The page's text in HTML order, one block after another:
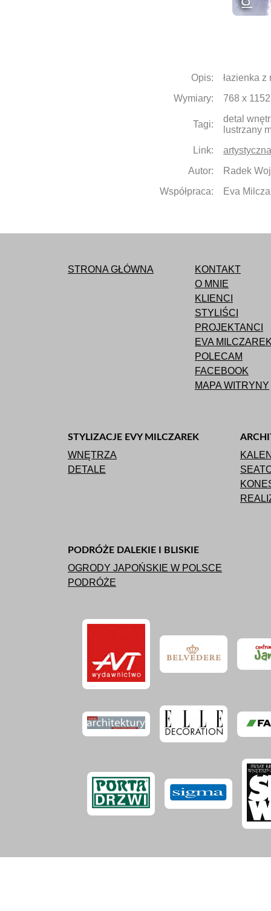
Opis:
łazienka
Wymiary:
768 x 1152
Tagi:
detal
lustrzany
Link:
Autor:
Radek
Współpraca:
Eva
STRONA GŁÓWNA
KONTAKT
O MNIE
KLIENCI
STYLIŚCI
PROJEKTANCI
EVA
POLECAM
FACEBOOK
MAPA WITRYNY
STYLIZACJE EVY MILCZAREK
WNĘTRZA
DETALE
PODRÓŻE DALEKIE I BLISKIE
OGRODY JAPOŃSKIE W POLSCE
PODRÓŻE